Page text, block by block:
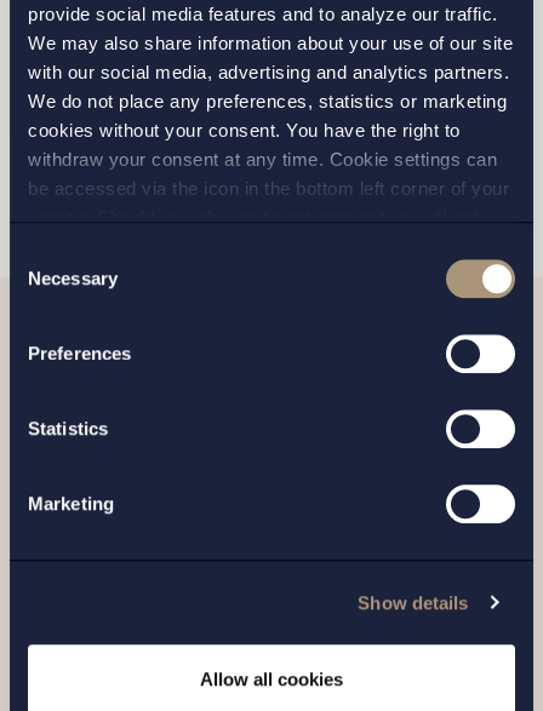
provide social media features and to analyze our traffic.
We may also share information about your use of our site
with our social media, advertising and analytics partners.
We do not place any preferences, statistics or marketing
cookies without your consent. You have the right to
withdraw your consent at any time. Cookie settings can
be accessed via the icon in the bottom left corner of your
screen. Should you choose to not consent we will only
andprivacy policy
for more details on cookies and our
Selection
Necessary
Preferences
Statistics
Marketing
Show details
Allow all cookies
Jag har läst och samtycker till Setterwalls
personuppgiftspolicy
SKICKA
Relaterade nyheter